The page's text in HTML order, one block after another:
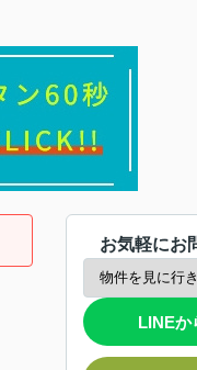
お気軽にお
LINEか